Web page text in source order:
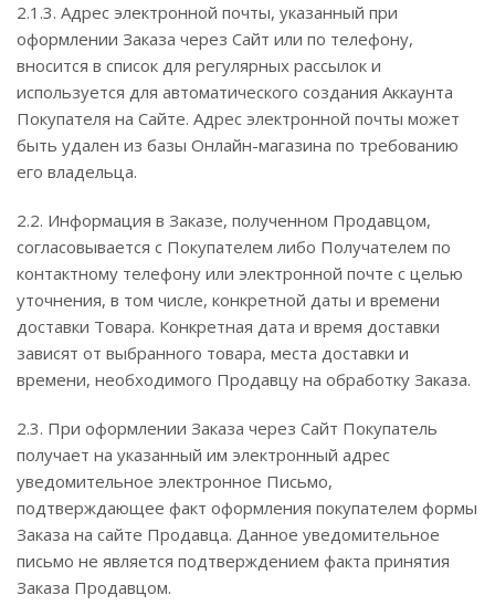
2.1.3. Адрес электронной почты, указанный при
оформлении Заказа через Сайт или по телефону,
вносится в список для регулярных рассылок и
используется для автоматического создания Аккаунта
Покупателя на Сайте. Адрес электронной почты может
быть удален из базы Онлайн-магазина по требованию
его владельца.
2.2. Информация в Заказе, полученном Продавцом,
согласовывается с Покупателем либо Получателем по
контактному телефону или электронной почте с целью
уточнения, в том числе, конкретной даты и времени
доставки Товара. Конкретная дата и время доставки
зависят от выбранного товара, места доставки и
времени, необходимого Продавцу на обработку Заказа.
2.3. При оформлении Заказа через Сайт Покупатель
получает на указанный им электронный адрес
уведомительное электронное Письмо,
подтверждающее факт оформления покупателем формы
Заказа на сайте Продавца. Данное уведомительное
письмо не является подтверждением факта принятия
Заказа Продавцом.